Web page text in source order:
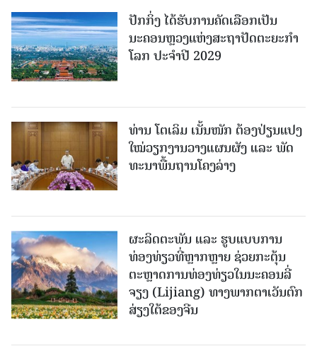
ປັກກິ່ງ ໄດ້ຮັບການຄັດເລືອກເປັນ
ນະຄອນຫຼວງແຫ່ງສະຖາປັດຕະຍະກຳ
ໂລກ ປະຈຳປີ 2029
ທ່ານ ໂຕ​ເລິມ ເນັ້ນໜັກ ຕ້ອງ​ປ່ຽນ​ແປງ​
ໃໝ່​ວຽກ​ງານ​ວາງ​ແຜນ​ຜັງ ແລະ ​ພັດ​
ທະ​ນາ​ພື້ນ​ຖານ​ໂຄງ​ລ່າງ
ຜະລິດຕະພັນ ແລະ ຮູບແບບການ
ທ່ອງທ່ຽວທີ່ຫຼາກຫຼາຍ ຊ່ວຍກະຕຸ້ນ
ຕະຫຼາດການທ່ອງທ່ຽວໃນນະຄອນລີ່
ຈຽງ (Lijiang) ທາງພາກຕາເວັນຕົກ
ສ່ຽງໃຕ້ຂອງຈີນ